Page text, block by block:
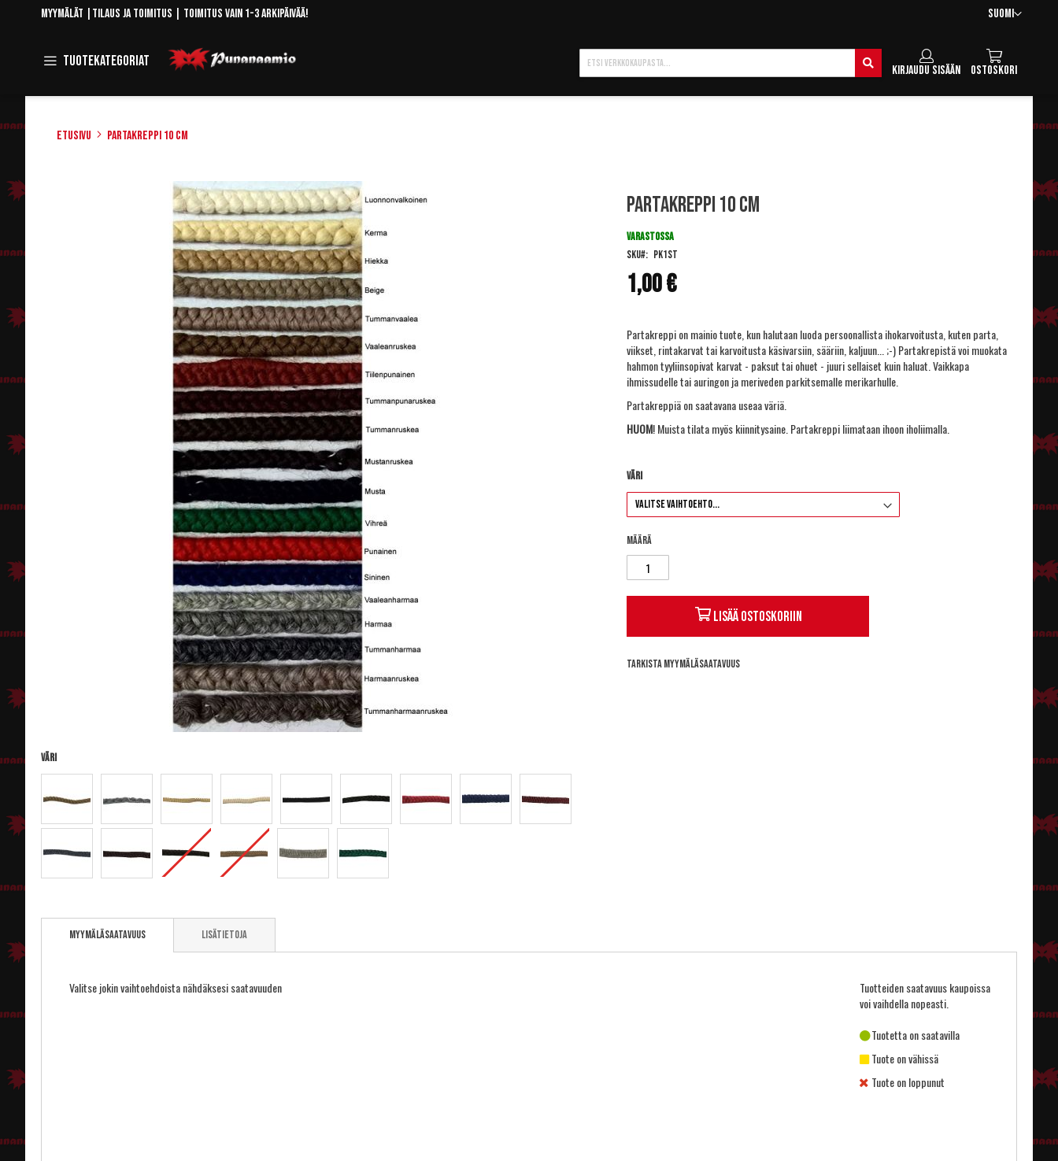
Skip
Kieli
Suomi
Myymälät Tilaus ja toimitus | Toimitus vain 1-3 arkipäivää!
Tuotekategoriat Toggle
Navigation
Ostoskori
Kirjaudu sisään
Hae
Etusivu Partakreppi 10 cm
Väri
to
Partakreppi 10 cm
1,00 €
VARASTOSSA
SKU
PK1ST
Partakreppi on mainio tuote, kun halutaan luoda persoonallista ihokarvoitusta, kuten parta,
viikset, rintakarvat tai karvoitusta käsivarsiin, sääriin, kaljuun... ;-) Partakrepistä voi muokata
hahmon tyyliinsopivat karvat - paksut tai ohuet - juuri sellaiset kuin haluat. Vaikkapa
ihmissudelle tai auringon ja meriveden parkitsemalle merikarhulle.
Partakreppiä on saatavana useaa väriä.
HUOM! Muista tilata myöskiinnitysaine . Partakreppi liimataan ihoon iholiimalla.
Väri
Määrä
Lisää ostoskoriin
Tarkista myymäläsaatavuus
Myymäläsaatavuus
Tuotteiden saatavuus kaupoissa
voi vaihdella nopeasti.
Tuotetta on saatavilla
Tuote on vähissä
Tuote on loppunut
Valitse jokin vaihtoehdoista nähdäksesi saatavuuden
Lisätietoja